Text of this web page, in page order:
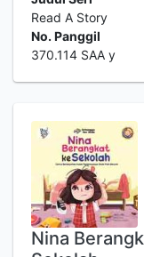
Read A Story
No. Panggil
370.114 SAA y
Nina